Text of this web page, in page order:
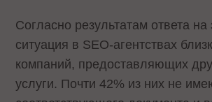
Согласно результатам ответа на
ситуация в SEO-агентствах
компаний, предоставляющих
услуги. Почти 42% из них не